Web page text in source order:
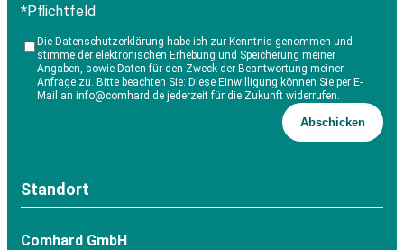
*Pflichtfeld
Die Datenschutzerklärung habe ich zur Kenntnis genommen und
stimme der elektronischen Erhebung und Speicherung meiner
Angaben, sowie Daten für den Zweck der Beantwortung meiner
Anfrage zu. Bitte beachten Sie: Diese Einwilligung können Sie per E-
Mail an info@comhard.de jederzeit für die Zukunft widerrufen.
Standort
Comhard GmbH